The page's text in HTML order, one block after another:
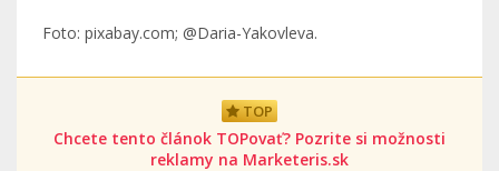
Foto: pixabay.com; @Daria-Yakovleva.
TOP
Chcete tento článok TOPovať? Pozrite si možnosti
reklamy na Marketeris.sk